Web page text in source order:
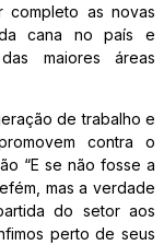
completo as novas
cana no país e
maiores áreas
de trabalho e
contra o
“E se não fosse a
mas a verdade
do setor aos
perto de seus